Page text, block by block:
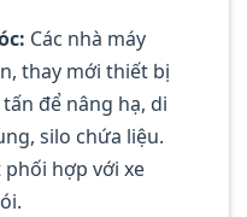
Các nhà máy
thay mới thiết bị
để nâng hạ, di
silo chứa liệu.
hợp với xe